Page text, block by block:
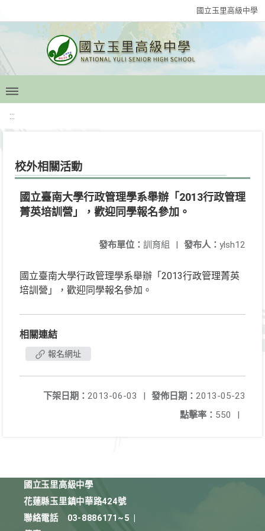
國立玉里高級中學
:::
校外相關活動
國立臺南大學行政管理學系舉辦「2013行政管理
菁英培訓營」，歡迎同學報名參加。
發布人： ylsh12
發布單位： 訓育組 |
國立臺南大學行政管理學系舉辦「2013行政管理菁英
培訓營」，歡迎同學報名參加。
相關連結
報名網址
發佈日期： 2013-05-23
下架日期： 2013-06-03
|
點擊率： 550 |
國立玉里高級中學
花蓮縣玉里鎮中華路424號
聯絡電話
03-8886171~5